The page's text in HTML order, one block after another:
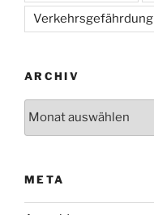
Verkehrsgefährdung
ARCHIV
META